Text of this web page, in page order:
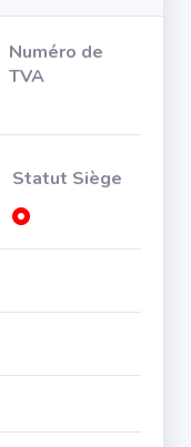
Numéro de
TVA
Statut Siège